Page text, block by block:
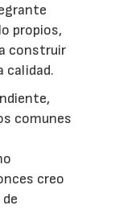
propios,
construir
calidad.
comunes
creo